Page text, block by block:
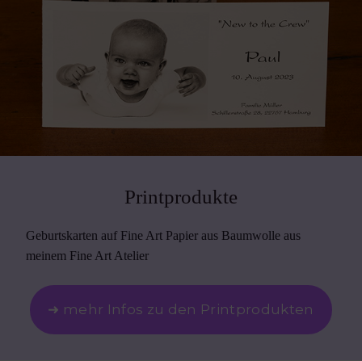
Printprodukte
Geburtskarten auf Fine Art Papier aus Baumwolle aus
meinem Fine Art Atelier
➜ mehr Infos zu den Printprodukten